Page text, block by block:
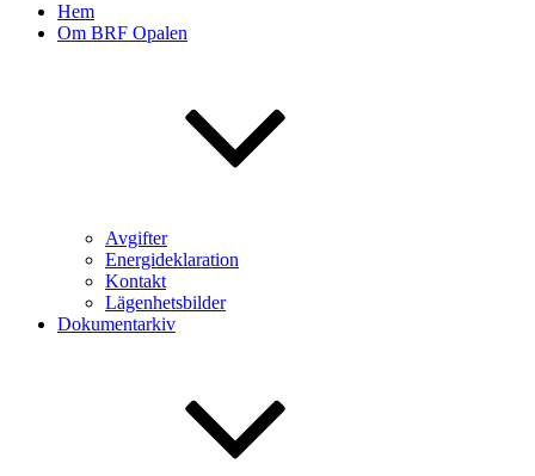
Hem
Om BRF Opalen
Avgifter
Energideklaration
Kontakt
Lägenhetsbilder
Dokumentarkiv